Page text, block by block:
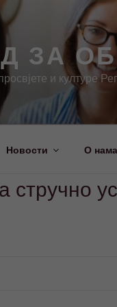
ЗА
и културе
Новости О нама
стручно